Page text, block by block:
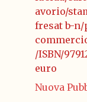
avorio/
fresat b-
/ISBN/
euro
Nuova